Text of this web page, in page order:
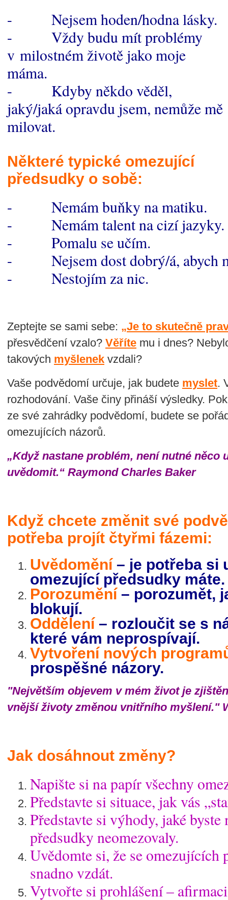
- Nejsem hoden/hodna lásky.
- Vždy budu mít problémy
v milostném životě jako moje
máma.
- Kdyby někdo věděl,
jaký/jaká opravdu jsem, nemůže mě
milovat.
Některé typické omezující
předsudky o sobě:
- Nemám buňky na matiku.
- Nemám talent na cizí jazyky.
- Pomalu se učím.
- Nejsem dost dobrý/á, abych
- Nestojím za nic.
Zeptejte se sami sebe: „Je to skutečně
přesvědčení vzalo? Věříte mu i dnes?
takových myšlenek vzdali?
Vaše podvědomí určuje, jak budete myslet.
rozhodování. Vaše činy přináší výsledky.
ze své zahrádky podvědomí, budete se
omezujících názorů.
„Když nastane problém, není nutné něco
uvědomit.“ Raymond Charles Baker
Když chcete změnit své
potřeba projít čtyřmi fázemi:
Uvědomění– je potřeba si
omezující předsudky máte.
Porozumění – porozumět,
blokují.
Oddělení – rozloučit se s
které vám neprospívají.
Vytvoření nových
prospěšné názory.
"Největším objevem v mém život je
vnější životy změnou vnitřního myšlení."
Jak dosáhnout změny?
Napište si na papír všechny
Představte si situace, jak vás
Představte si výhody, jaké
předsudky neomezovaly.
Uvědomte si, že se omezujících
snadno vzdát.
Vytvořte si prohlášení –